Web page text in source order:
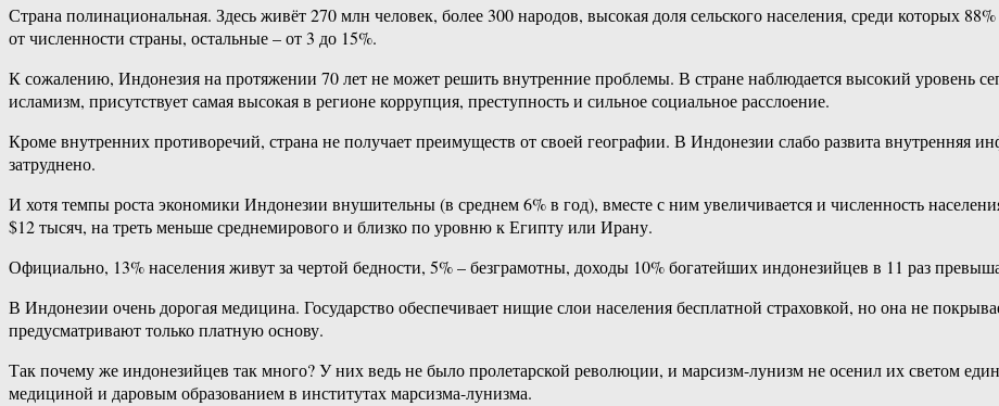
Страна полинациональная. Здесь живёт 270 млн человек, более 300 народов, высокая доля сельского населения, среди которых
от численности страны, остальные – от 3 до 15%.
К сожалению, Индонезия на протяжении 70 лет не может решить внутренние проблемы. В стране наблюдается высокий уровень
исламизм, присутствует самая высокая в регионе коррупция, преступность и сильное социальное расслоение.
Кроме внутренних противоречий, страна не получает преимуществ от своей географии. В Индонезии слабо развита внутренняя
затруднено.
И хотя темпы роста экономики Индонезии внушительны (в среднем 6% в год), вместе с ним увеличивается и численность
$12 тысяч, на треть меньше среднемирового и близко по уровню к Египту или Ирану.
Официально, 13% населения живут за чертой бедности, 5% – безграмотны, доходы 10% богатейших индонезийцев в 11 раз
В Индонезии очень дорогая медицина. Государство обеспечивает нищие слои населения бесплатной страховкой, но она не
предусматривают только платную основу.
Так почему же индонезийцев так много? У них ведь не было пролетарской революции, и марсизм-лунизм не осенил их светом
медициной и даровым образованием в институтах марсизма-лунизма.